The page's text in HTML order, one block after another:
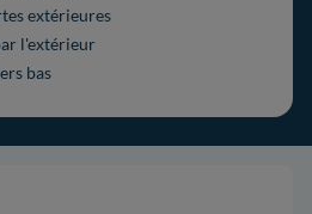
extérieures
l'extérieur
bas